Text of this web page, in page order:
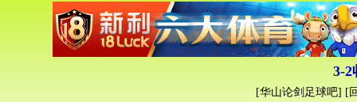
3-2
[华山论剑足球吧] [